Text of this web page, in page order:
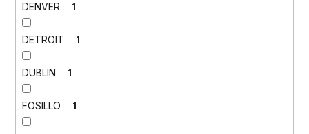
DENVER 1
DETROIT 1
DUBLIN 1
FOSILLO 1